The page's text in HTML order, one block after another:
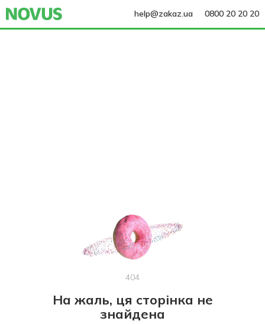
help@zakaz.ua 0800 20 20 20
404
На жаль, ця сторінка не
знайдена